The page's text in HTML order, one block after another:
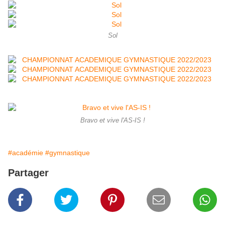
Sol
Bravo et vive l'AS-IS !
#académie #gymnastique
Partager